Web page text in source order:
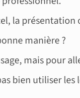
la
manière ?
mais pour
bien utiliser